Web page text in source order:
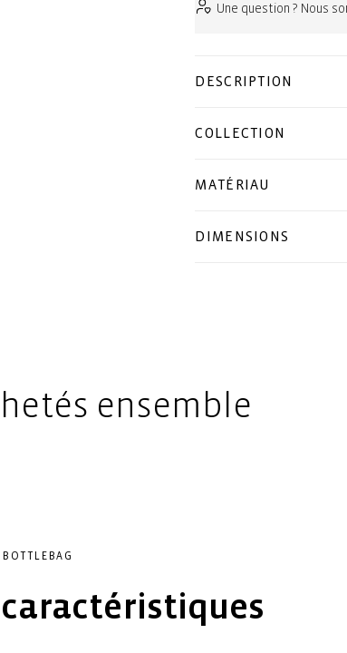
Une question ? Nous
DESCRIPTION
COLLECTION
MATÉRIAU
DIMENSIONS
ensemble
BOTTLEBAG